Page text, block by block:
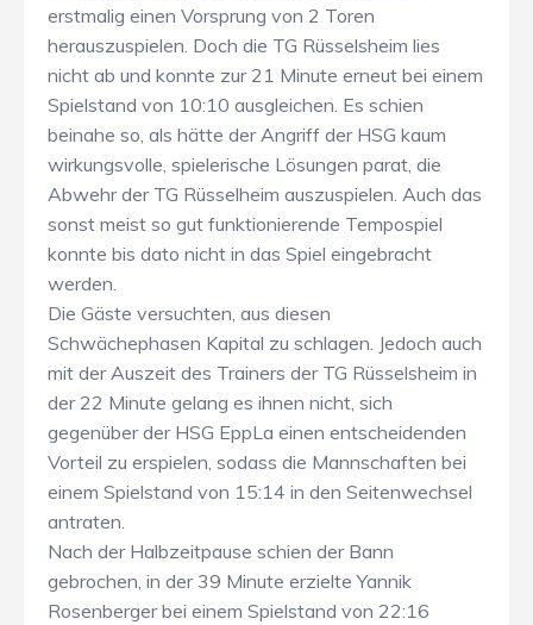
erstmalig einen Vorsprung von 2 Toren
herauszuspielen. Doch die TG Rüsselsheim lies
nicht ab und konnte zur 21 Minute erneut bei einem
Spielstand von 10:10 ausgleichen. Es schien
beinahe so, als hätte der Angriff der HSG kaum
wirkungsvolle, spielerische Lösungen parat, die
Abwehr der TG Rüsselheim auszuspielen. Auch das
sonst meist so gut funktionierende Tempospiel
konnte bis dato nicht in das Spiel eingebracht
werden.
Die Gäste versuchten, aus diesen
Schwächephasen Kapital zu schlagen. Jedoch auch
mit der Auszeit des Trainers der TG Rüsselsheim in
der 22 Minute gelang es ihnen nicht, sich
gegenüber der HSG EppLa einen entscheidenden
Vorteil zu erspielen, sodass die Mannschaften bei
einem Spielstand von 15:14 in den Seitenwechsel
antraten.
Nach der Halbzeitpause schien der Bann
gebrochen, in der 39 Minute erzielte Yannik
Rosenberger bei einem Spielstand von 22:16